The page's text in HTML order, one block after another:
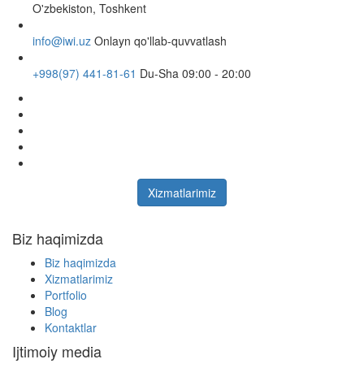
O'zbekiston, Toshkent
info@iwi.uz Onlayn qo'llab-quvvatlash
+998(97) 441-81-61 Du-Sha 09:00 - 20:00
Xizmatlarimiz
Biz haqimizda
Biz haqimizda
Xizmatlarimiz
Portfolio
Blog
Kontaktlar
Ijtimoiy media